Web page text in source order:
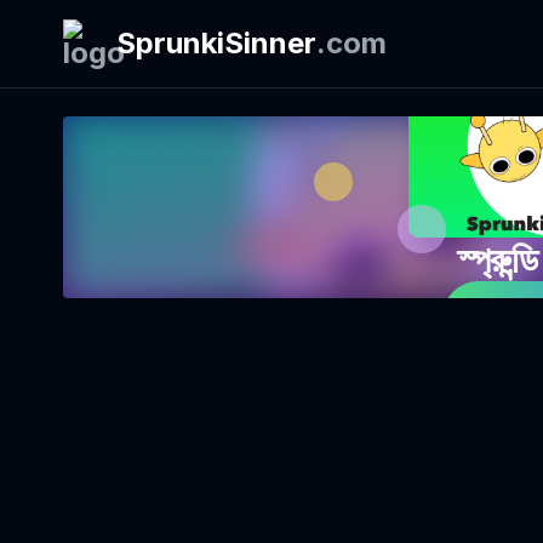
SprunkiSinner.com